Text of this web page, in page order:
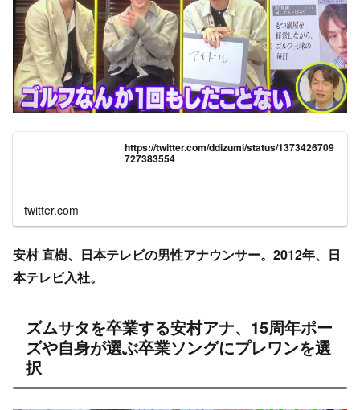
https://twitter.com/ddizumi/status/1373426709
727383554
twitter.com
安村 直樹、日本テレビの男性アナウンサー。2012年、日
本テレビ入社。
ズムサタを卒業する安村アナ、15周年ポー
ズや自身が選ぶ卒業ソングにプレワンを選
択